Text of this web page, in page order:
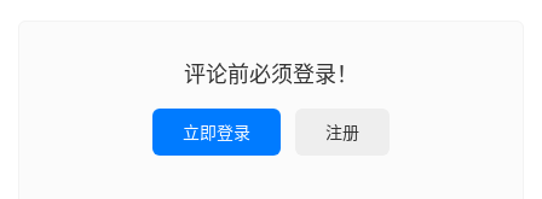
评论前必须登录！
立即登录 注册